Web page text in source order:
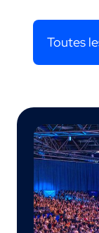
Toutes